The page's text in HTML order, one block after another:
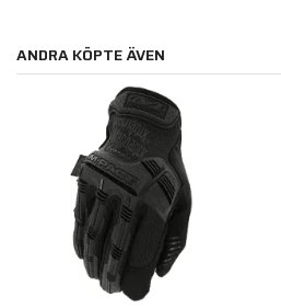
ANDRA KÖPTE ÄVEN